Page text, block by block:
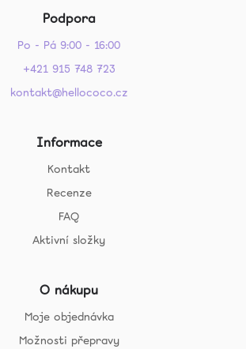
Podpora
Po - Pá 9:00 - 16:00
+421 915 748 723
kontakt@hellococo.cz
Informace
Kontakt
Recenze
FAQ
Aktivní složky
O nákupu
Moje objednávka
Možnosti přepravy